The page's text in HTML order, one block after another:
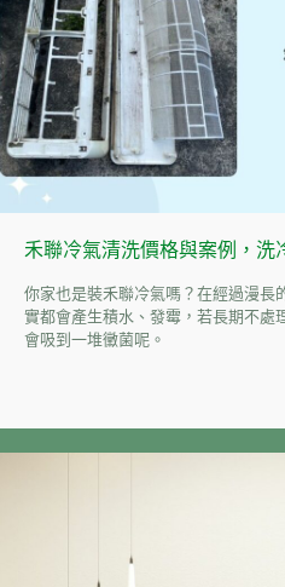
禾聯冷氣清洗價格與案例，洗
你家也是裝禾聯冷氣嗎？在經過漫長
實都會產生積水、發霉，若長期不處
會吸到一堆黴菌呢。